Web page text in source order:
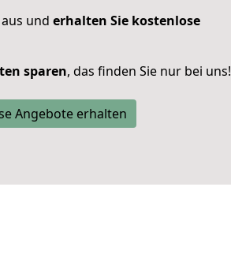
und erhalten Sie kostenlose
sparen, das finden Sie nur bei uns!
Angebote erhalten